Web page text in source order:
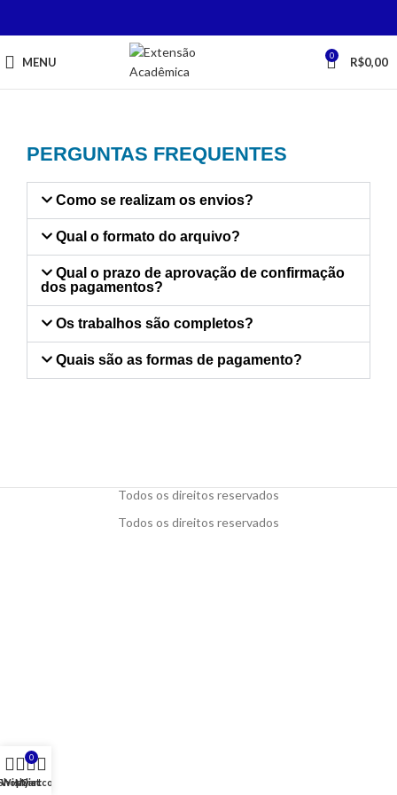
MENU 0 R$0,00
PERGUNTAS FREQUENTES
Como se realizam os envios?
Qual o formato do arquivo?
Qual o prazo de aprovação de confirmação
dos pagamentos?
Os trabalhos são completos?
Quais são as formas de pagamento?
Todos os direitos reservados
Todos os direitos reservados
Wishlist
0
Cart
My account